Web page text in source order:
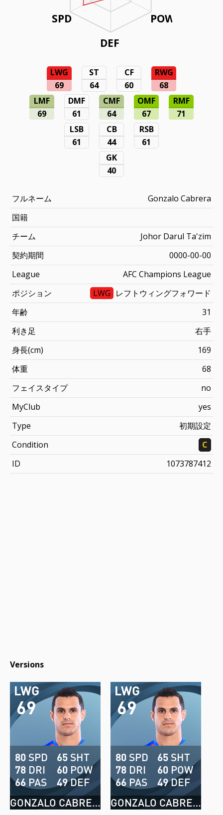
POW
DEF
SPD
LWG
69
ST
64
CF
60
RWG
68
LMF
69
DMF
61
CMF
64
OMF
67
RMF
71
LSB
61
CB
44
RSB
61
GK
40
フルネーム
Gonzalo Cabrera
国籍
チーム
Johor Darul Ta'zim
契約期間
0000-00-00
League
AFC Champions League
ポジション
LWG レフトウィングフォワード
年齢
31
利き足
右手
身長(cm)
169
体重
68
フェイスタイプ
no
MyClub
yes
Type
初期設定
Condition
C
ID
1073787412
Versions
69
LWG
GONZALO CABRERA
80 SPD
78 DRI
66 PAS
65 SHT
60 POW
49DEF
69
LWG
GONZALO CABRERA
80 SPD
78 DRI
66 PAS
65 SHT
60 POW
49DEF